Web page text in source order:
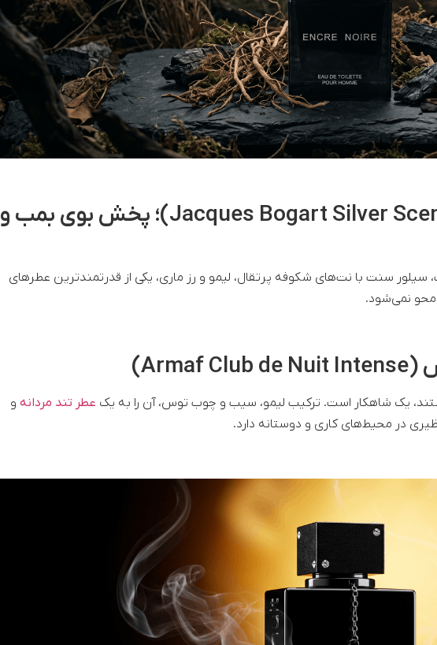
2. سیلور سنت ژک بوگارت (Jacques Bogart Silver Scent)؛ پخش بوی بمب و
سیلور سنت با نت‌های شکوفه پرتقال، لیمو و رز ماری، یکی از قدرتمندترین عطرهای
نمی‌شود.
یک شاهکار است. ترکیب لیمو، سیب و چوب توس، آن را به یک عطر تند مردانه و